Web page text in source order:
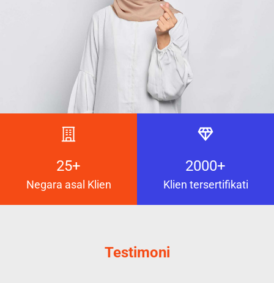
25+
Negara asal Klien
2000+
Klien tersertifikati
Testimoni